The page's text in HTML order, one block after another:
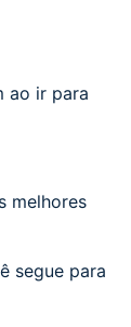
ao ir para
melhores
segue para